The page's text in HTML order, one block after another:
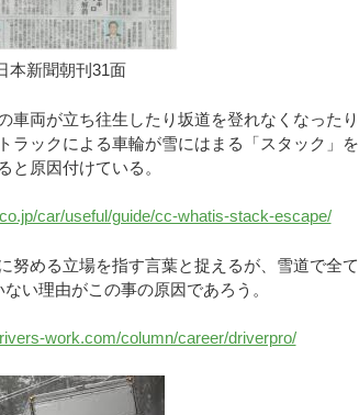
本新聞朝刊31面
車両が立ち往生したり坂道を登れなくなったり
ラックによる車輪が雪にはまる「スタック」を
と原因付けている。
car/useful/guide/cc-whatis-stack-escape/
努める立場を指す言葉と捉えるが、雪道で全て
い理由がこの事の原因であろう。
work.com/column/career/driverpro/